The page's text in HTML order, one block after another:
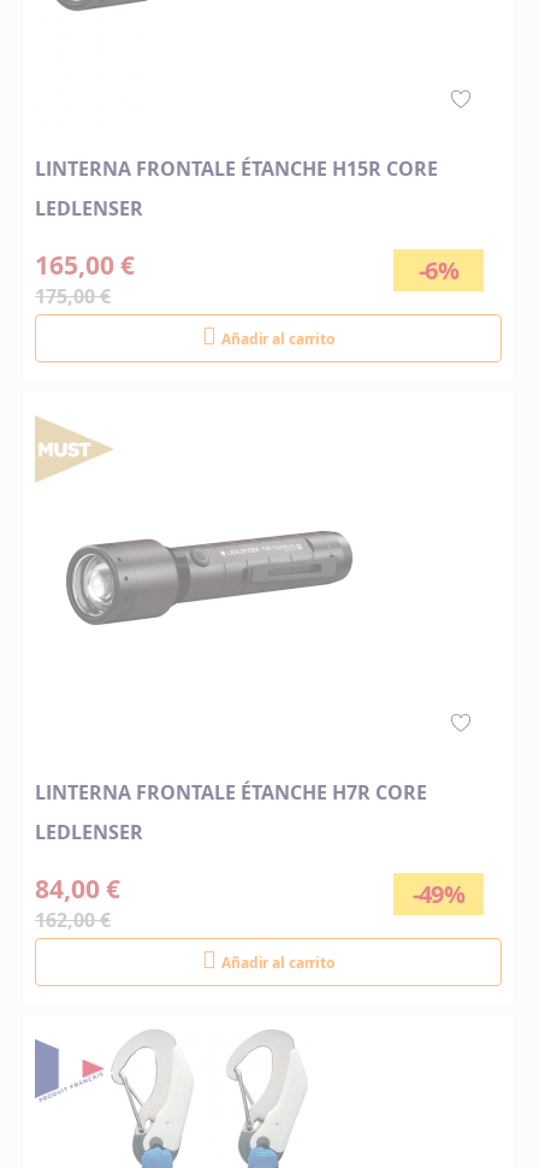
LINTERNA FRONTALE ÉTANCHE H15R CORE
LEDLENSER
-6%
165,00 €
175,00 €
Añadir al carrito
LINTERNA FRONTALE ÉTANCHE H7R CORE
LEDLENSER
-49%
84,00 €
162,00 €
Añadir al carrito